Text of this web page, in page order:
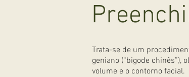
Trata-se de um
geniano (“bigode chinês”),
volume e o contorno facial.